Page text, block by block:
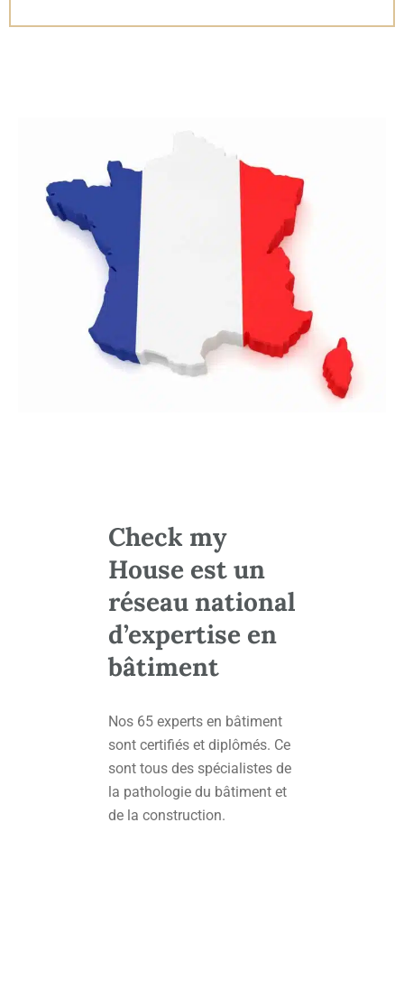
Check my
House est un
réseau national
d’expertise en
bâtiment
Nos 65 experts en bâtiment
sont certifiés et diplômés. Ce
sont tous des spécialistes de
la pathologie du bâtiment et
de la construction.